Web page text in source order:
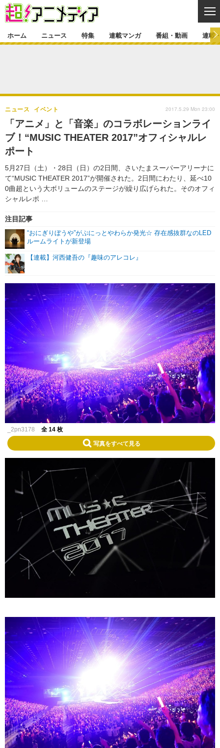
ゲーム・アプリ マンガ
グッズ イベント
舞台 新帝スタ
特集一覧 カバー
ラキりす
連載マンガ
連載マンガ一覧
番組・動画
番組・動画一覧 ラジオ
連載・ブログ
連載・ブログ一覧
編集部ブログ・お知らせ
ホーム ニュース 特集 連載マンガ 番組・動画 連載
「アニメ」と「音楽」のコラボレーションライ
ブ！“MUSIC THEATER 2017”オフィシャルレ
ポート
5月27日（土）・28日（日）の2日間、さいたまスーパーアリーナに
て“MUSIC THEATER 2017”が開催された。2日間にわたり、延べ10
0曲超という大ボリュームのステージが繰り広げられた。そのオフィ
シャルレポ …
ニュース イベント
注目記事
“おにぎりぼうや”がぷにっとやわらか発光☆ 存在感抜群なのLED
ルームライトが新登場
【連載】河西健吾の『趣味のアレコレ』
2017.5.29 Mon 23:00
_2pn3178 全 14 枚
写真をすべて見る